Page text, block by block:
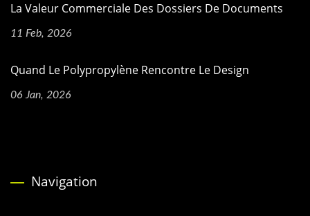
La Valeur Commerciale Des Dossiers De Documents
11 Feb, 2026
Quand Le Polypropylène Rencontre Le Design
06 Jan, 2026
Navigation